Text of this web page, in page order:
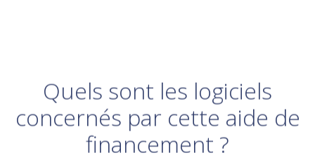
Quels sont les logiciels
concernés par cette aide de
financement ?